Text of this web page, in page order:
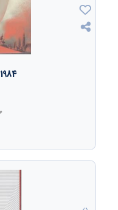
1984 کمیک استریپ